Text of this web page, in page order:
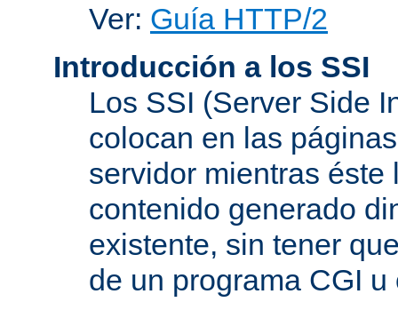
Ver: Guía HTTP/2
Introducción a los SSI
Los SSI (Server Side
colocan en las
servidor mientras
contenido generado
existente, sin tener
de un programa CGI